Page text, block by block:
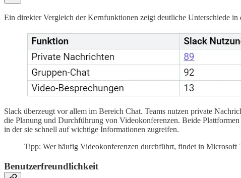
Ein direkter Vergleich der Kernfunktionen zeigt deutliche Unterschiede
Slack überzeugt vor allem im Bereich Chat. Teams nutzen private
die Planung und Durchführung von Videokonferenzen. Beide
in der sie schnell auf wichtige Informationen zugreifen.
Tipp: Wer häufig Videokonferenzen durchführt, findet in Microsoft
Benutzerfreundlichkeit